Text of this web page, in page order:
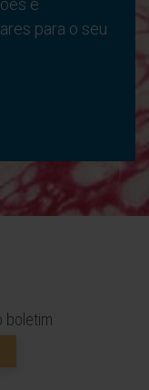
e
para o seu
boletim